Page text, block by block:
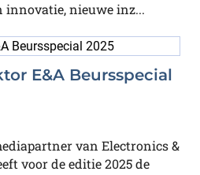
nieuwe inz...
E&A Beursspecial
van Electronics &
voor de editie 2025 de